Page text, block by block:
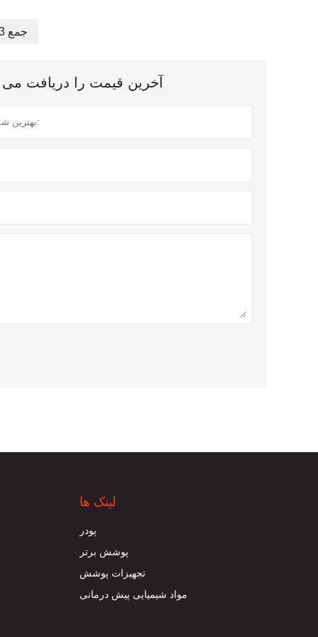
جمع 13 سوابق
آخرین قیمت را دریافت می کنید؟ ما
لینک ها
پودر
پوشش برتر
تجهیزات پوشش
مواد شیمیایی پیش درمانی